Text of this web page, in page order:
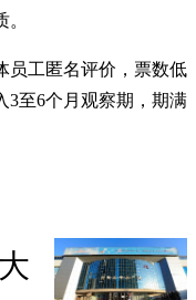
员工匿名评价，票数低
3至6个月观察期，期满